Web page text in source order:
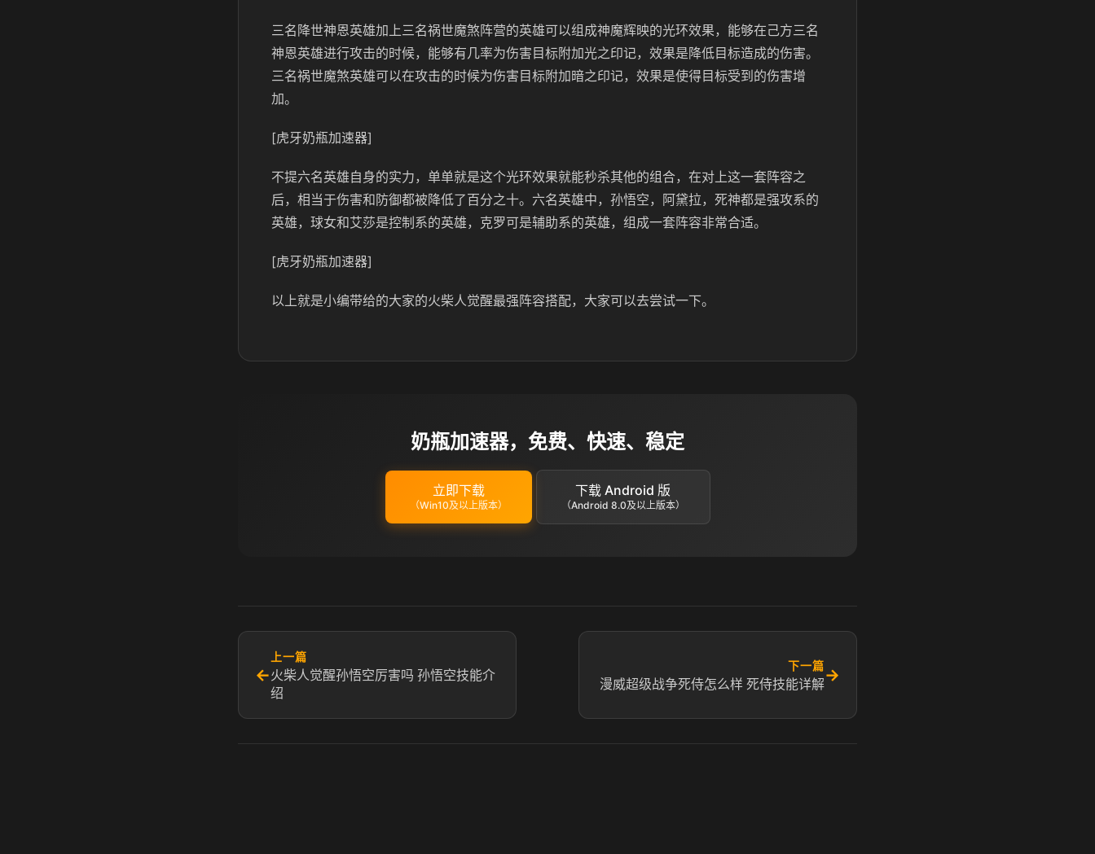
三名降世神恩英雄加上三名祸世魔煞阵营的英雄可以组成神魔辉映的光环效果，能够在己方三名
神恩英雄进行攻击的时候，能够有几率为伤害目标附加光之印记，效果是降低目标造成的伤害。
三名祸世魔煞英雄可以在攻击的时候为伤害目标附加暗之印记，效果是使得目标受到的伤害增
加。
[虎牙奶瓶加速器]
不提六名英雄自身的实力，单单就是这个光环效果就能秒杀其他的组合，在对上这一套阵容之
后，相当于伤害和防御都被降低了百分之十。六名英雄中，孙悟空，阿黛拉，死神都是强攻系的
英雄，球女和艾莎是控制系的英雄，克罗可是辅助系的英雄，组成一套阵容非常合适。
[虎牙奶瓶加速器]
以上就是小编带给的大家的火柴人觉醒最强阵容搭配，大家可以去尝试一下。
奶瓶加速器，免费、快速、稳定
立即下载
（Win10及以上版本）
下载 Android 版
（Android 8.0及以上版本）
←
上一篇
火柴人觉醒孙悟空厉害吗 孙悟空技能介
绍
下一篇
漫威超级战争死侍怎么样 死侍技能详解→